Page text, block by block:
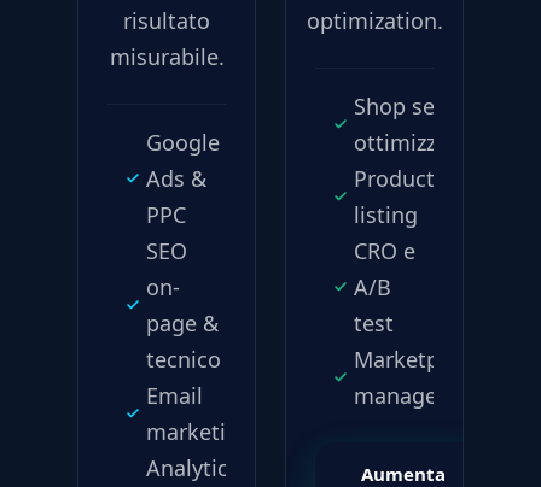
risultato
misurabile.
Google
Ads &
PPC
SEO
on-
page &
tecnico
Email
marketing
Analytics
optimization.
Shop setup e
ottimizzazione
Product
listing
CRO e
A/B
test
Marketplace
management
Aumenta